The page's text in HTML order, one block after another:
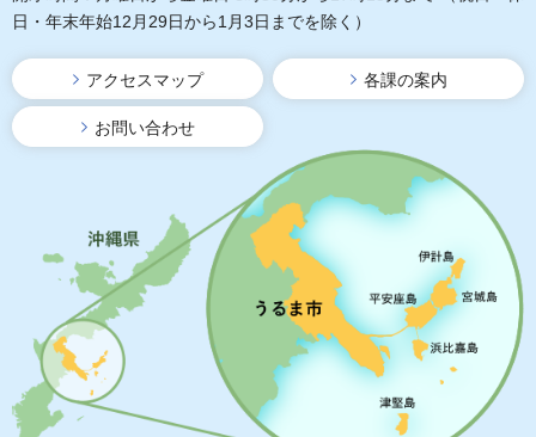
日・年末年始12月29日から1月3日までを除く）
アクセスマップ 各課の案内
お問い合わせ